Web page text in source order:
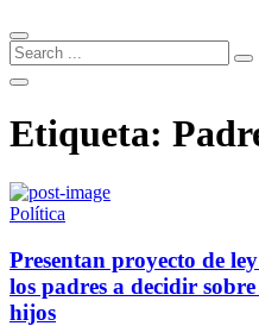
Etiqueta:
Política
Presentan proyecto de
los padres a decidir
hijos